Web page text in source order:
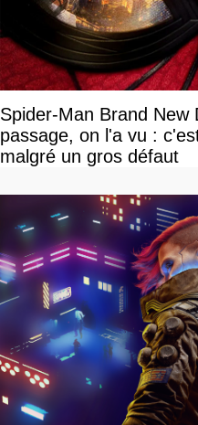
Spider-Man Brand New
passage, on l'a vu :
malgré un gros défaut